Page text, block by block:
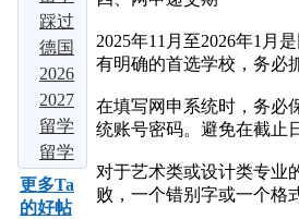
定
了：
若是
不出
意外
的
话，
2026
择校
别瞎
选！
吃透
这四
大热
门留
学地
踩过
3 家
中介
才敢
说！
2026
五大
留学
德国
留学
爆
火！
免学
费、
好留
2026
多国
留学
中介
实测
对
2027
届留
学必
看：
申请
留学
申请
全流
程：
留学
申
请：3
更多Ta
的好帖
2025年11月至2026年1月
有明确的首选学校，务必
在填写网申系统时，务必
统账号密码。避免在截止
对于艺术类或设计类专业
败，一个错别字或一个格